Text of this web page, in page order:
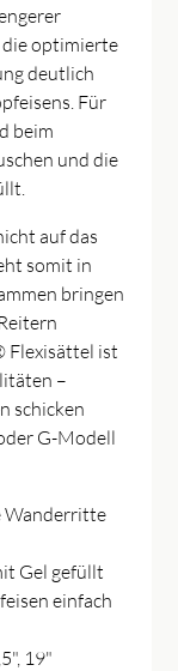
optimierte
deutlich
Für
beim
und die
auf das
somit in
bringen
Flexisättel ist
–
schicken
G-Modell
Wanderritte
Gel gefüllt
einfach
19"